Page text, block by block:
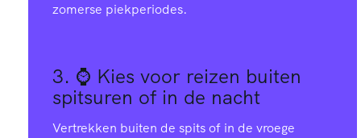
zomerse piekperiodes.
3. ⌚ Kies voor reizen buiten
spitsuren of in de nacht
Vertrekken buiten de spits of in de vroege